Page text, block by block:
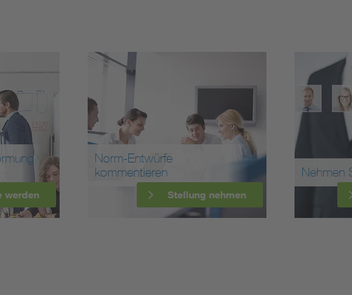
werden
Norm-Entwürfe
kommentieren
Stellung nehmen
Nehmen